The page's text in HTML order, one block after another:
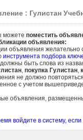
: Гулистан
можете поместить
объявления:
объявления
инструмента подбора
быть слова из
, покупка Гулистан,
не должно
с учетом
объявления,
войдите в систему,